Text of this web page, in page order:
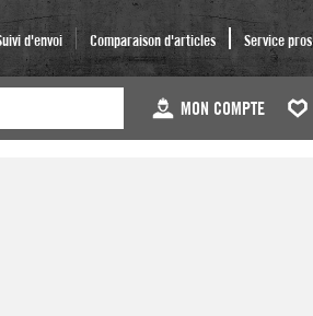
d'envoi Comparaison d'articles Service pros
MON COMPTE